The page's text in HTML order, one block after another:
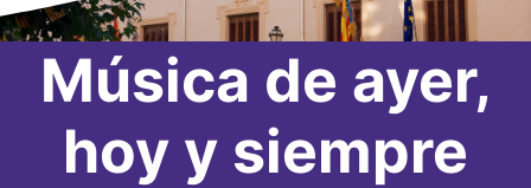
Música de ayer,
hoy y siempre